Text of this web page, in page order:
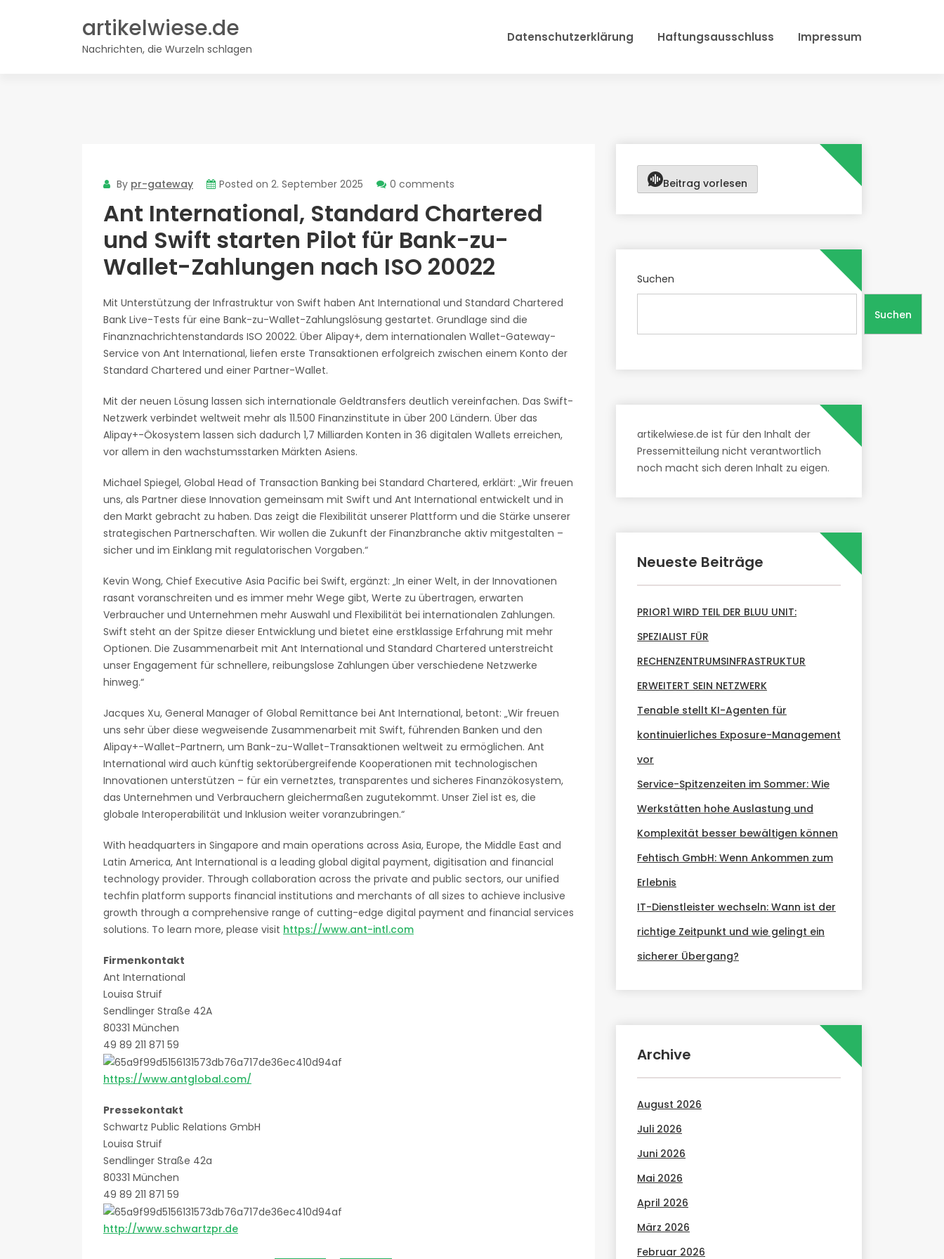
artikelwiese.de
Nachrichten, die Wurzeln schlagen
Datenschutzerklärung Haftungsausschluss Impressum
By pr-gateway Posted on 2. September 2025 0 comments
Ant International, Standard Chartered
und Swift starten Pilot für Bank-zu-
Wallet-Zahlungen nach ISO 20022
Mit Unterstützung der Infrastruktur von Swift haben Ant International und Standard Chartered
Bank Live-Tests für eine Bank-zu-Wallet-Zahlungslösung gestartet. Grundlage sind die
Finanznachrichtenstandards ISO 20022. Über Alipay+, dem internationalen Wallet-Gateway-
Service von Ant International, liefen erste Transaktionen erfolgreich zwischen einem Konto der
Standard Chartered und einer Partner-Wallet.
Mit der neuen Lösung lassen sich internationale Geldtransfers deutlich vereinfachen. Das Swift-
Netzwerk verbindet weltweit mehr als 11.500 Finanzinstitute in über 200 Ländern. Über das
Alipay+-Ökosystem lassen sich dadurch 1,7 Milliarden Konten in 36 digitalen Wallets erreichen,
vor allem in den wachstumsstarken Märkten Asiens.
Michael Spiegel, Global Head of Transaction Banking bei Standard Chartered, erklärt: „Wir freuen
uns, als Partner diese Innovation gemeinsam mit Swift und Ant International entwickelt und in
den Markt gebracht zu haben. Das zeigt die Flexibilität unserer Plattform und die Stärke unserer
strategischen Partnerschaften. Wir wollen die Zukunft der Finanzbranche aktiv mitgestalten –
sicher und im Einklang mit regulatorischen Vorgaben.“
Kevin Wong, Chief Executive Asia Pacific bei Swift, ergänzt: „In einer Welt, in der Innovationen
rasant voranschreiten und es immer mehr Wege gibt, Werte zu übertragen, erwarten
Verbraucher und Unternehmen mehr Auswahl und Flexibilität bei internationalen Zahlungen.
Swift steht an der Spitze dieser Entwicklung und bietet eine erstklassige Erfahrung mit mehr
Optionen. Die Zusammenarbeit mit Ant International und Standard Chartered unterstreicht
unser Engagement für schnellere, reibungslose Zahlungen über verschiedene Netzwerke
hinweg.“
Jacques Xu, General Manager of Global Remittance bei Ant International, betont: „Wir freuen
uns sehr über diese wegweisende Zusammenarbeit mit Swift, führenden Banken und den
Alipay+-Wallet-Partnern, um Bank-zu-Wallet-Transaktionen weltweit zu ermöglichen. Ant
International wird auch künftig sektorübergreifende Kooperationen mit technologischen
Innovationen unterstützen – für ein vernetztes, transparentes und sicheres Finanzökosystem,
das Unternehmen und Verbrauchern gleichermaßen zugutekommt. Unser Ziel ist es, die
globale Interoperabilität und Inklusion weiter voranzubringen.“
With headquarters in Singapore and main operations across Asia, Europe, the Middle East and
Latin America, Ant International is a leading global digital payment, digitisation and financial
technology provider. Through collaboration across the private and public sectors, our unified
techfin platform supports financial institutions and merchants of all sizes to achieve inclusive
growth through a comprehensive range of cutting-edge digital payment and financial services
solutions. To learn more, please visit https://www.ant-intl.com
Firmenkontakt
Ant International
Louisa Struif
Sendlinger Straße 42A
80331 München
49 89 211 871 59
https://www.antglobal.com/
Pressekontakt
Schwartz Public Relations GmbH
Louisa Struif
Sendlinger Straße 42a
80331 München
49 89 211 871 59
http://www.schwartzpr.de
Beitrag vorlesen
Suchen
Suchen
artikelwiese.de ist für den Inhalt der
Pressemitteilung nicht verantwortlich
noch macht sich deren Inhalt zu eigen.
Neueste Beiträge
PRIOR1 WIRD TEIL DER BLUU UNIT:
SPEZIALIST FÜR
RECHENZENTRUMSINFRASTRUKTUR
ERWEITERT SEIN NETZWERK
Tenable stellt KI-Agenten für
kontinuierliches Exposure-Management
vor
Service-Spitzenzeiten im Sommer: Wie
Werkstätten hohe Auslastung und
Komplexität besser bewältigen können
Fehtisch GmbH: Wenn Ankommen zum
Erlebnis
IT-Dienstleister wechseln: Wann ist der
richtige Zeitpunkt und wie gelingt ein
sicherer Übergang?
Archive
August 2026
Juli 2026
Juni 2026
Mai 2026
April 2026
März 2026
Februar 2026